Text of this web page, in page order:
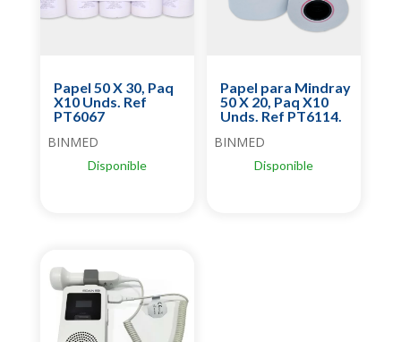
Papel 50 X 30, Paq
X10 Unds. Ref
PT6067
BINMED
Disponible
Papel para Mindray
50 X 20, Paq X10
Unds. Ref PT6114.
BINMED
Disponible